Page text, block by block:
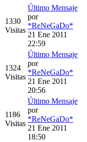
1330
Visitas
Último Mensaje
por
*ReNeGaDo*
21 Ene 2011
22:59
1324
Visitas
Último Mensaje
por
*ReNeGaDo*
21 Ene 2011
20:56
1186
Visitas
Último Mensaje
por
*ReNeGaDo*
21 Ene 2011
18:50